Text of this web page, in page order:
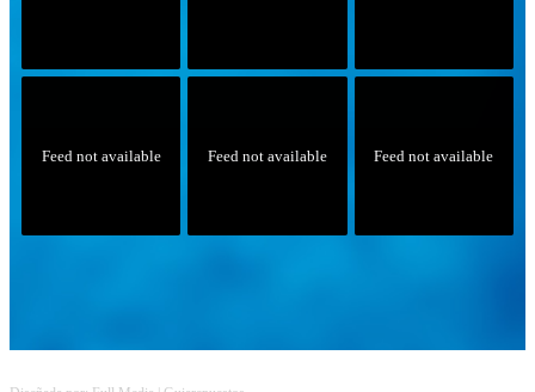
Feed not available Feed not available Feed not available